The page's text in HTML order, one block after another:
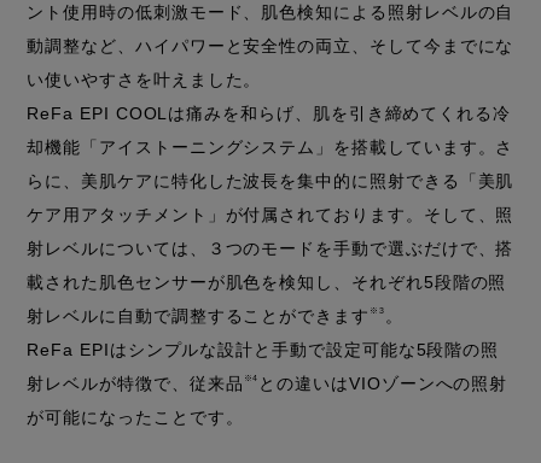
ント使用時の低刺激モード、肌色検知による照射レベルの自
動調整など、ハイパワーと安全性の両立、そして今までにな
い使いやすさを叶えました。
ReFa EPI COOLは痛みを和らげ、肌を引き締めてくれる冷
却機能「アイストーニングシステム」を搭載しています。さ
らに、美肌ケアに特化した波長を集中的に照射できる「美肌
ケア用アタッチメント」が付属されております。そして、照
射レベルについては、３つのモードを手動で選ぶだけで、搭
載された肌色センサーが肌色を検知し、それぞれ5段階の照
射レベルに自動で調整することができます ※3 。
ReFa EPIはシンプルな設計と手動で設定可能な5段階の照
射レベルが特徴で、従来品 ※4 との違いはVIOゾーンへの照射
が可能になったことです。